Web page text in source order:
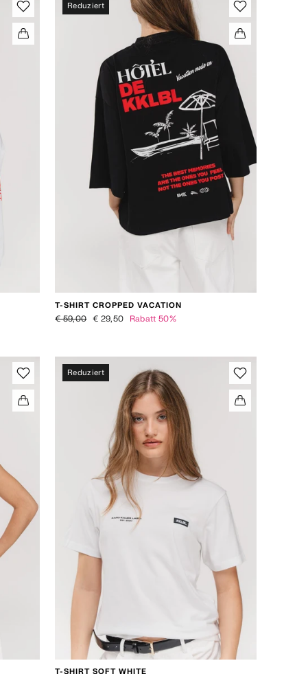
Reduziert
T-SHIRT CROPPED VACATION
Normaler Preis
€ 59,00 Sonderpreis
€ 29,50 Rabatt 50%
Reduziert
T-SHIRT SOFT WHITE